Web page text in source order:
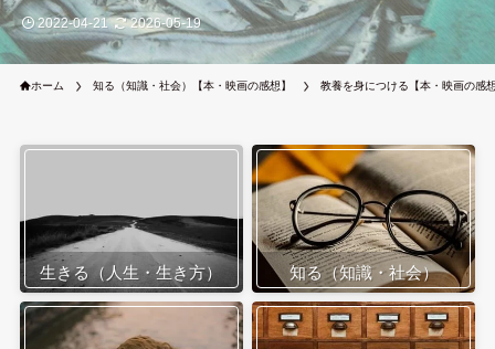
2022-04-21 2026-05-19
ホーム 知る（知識・社会）【本・映画の感想】 教養を身につける【本・映画の感
生きる（人生・生き方） 知る（知識・社会）